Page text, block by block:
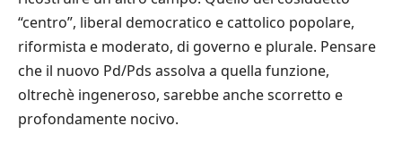
“centro”, liberal democratico e cattolico popolare,
riformista e moderato, di governo e plurale. Pensare
che il nuovo Pd/Pds assolva a quella funzione,
oltrechè ingeneroso, sarebbe anche scorretto e
profondamente nocivo.